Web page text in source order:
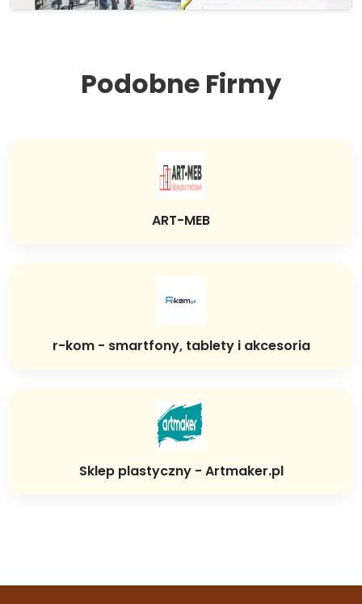
Podobne Firmy
ART-MEB
r-kom - smartfony, tablety i akcesoria
Sklep plastyczny - Artmaker.pl